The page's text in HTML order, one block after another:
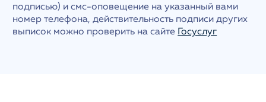
подписью) и смс-оповещение на указанный вами
номер телефона, действительность подписи других
выписок можно проверить на сайте
Госуслуг